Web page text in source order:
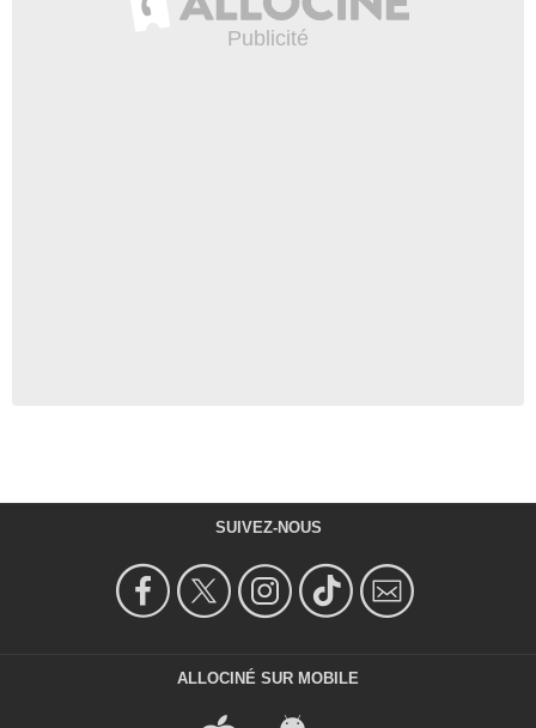
SUIVEZ-NOUS
ALLOCINÉ SUR MOBILE